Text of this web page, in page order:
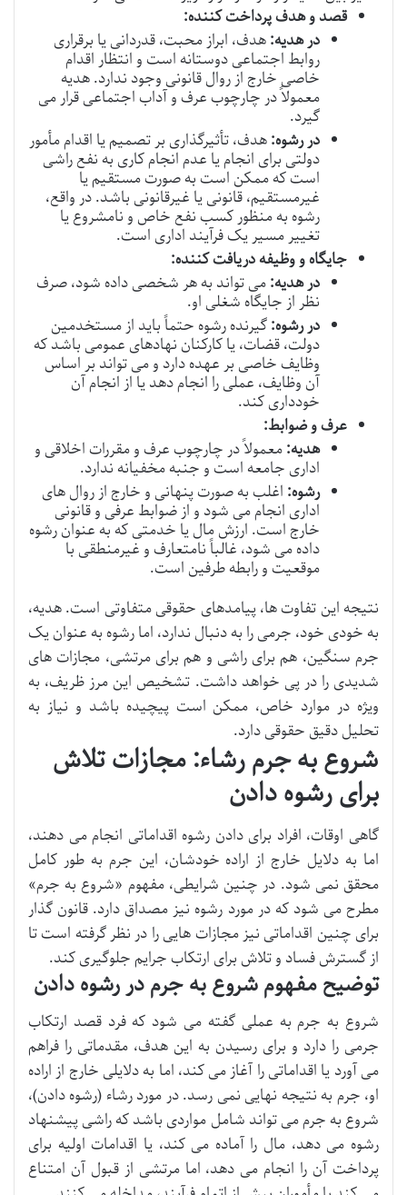
قصد و هدف پرداخت کننده:
در هدیه:هدف، ابراز محبت، قدردانی یا برقراری
روابط اجتماعی دوستانه است و انتظار اقدام
خاصی خارج از روال قانونی وجود ندارد. هدیه
معمولاً در چارچوب عرف و آداب اجتماعی قرار می
گیرد.
در رشوه:هدف، تأثیرگذاری بر تصمیم یا اقدام مأمور
دولتی برای انجام یا عدم انجام کاری به نفع راشی
است که ممکن است به صورت مستقیم یا
غیرمستقیم، قانونی یا غیرقانونی باشد. در واقع،
رشوه به منظور کسب نفع خاص و نامشروع یا
تغییر مسیر یک فرآیند اداری است.
جایگاه و وظیفه دریافت کننده:
در هدیه:می تواند به هر شخصی داده شود، صرف
نظر از جایگاه شغلی او.
در رشوه:گیرنده رشوه حتماً باید از مستخدمین
دولت، قضات، یا کارکنان نهادهای عمومی باشد که
وظایف خاصی بر عهده دارد و می تواند بر اساس
آن وظایف، عملی را انجام دهد یا از انجام آن
خودداری کند.
عرف و ضوابط:
هدیه:معمولاً در چارچوب عرف و مقررات اخلاقی و
اداری جامعه است و جنبه مخفیانه ندارد.
رشوه: اغلب به صورت پنهانی و خارج از روال های
اداری انجام می شود و از ضوابط عرفی و قانونی
خارج است. ارزش مال یا خدمتی که به عنوان رشوه
داده می شود، غالباً نامتعارف و غیرمنطقی با
موقعیت و رابطه طرفین است.
نتیجه این تفاوت ها، پیامدهای حقوقی متفاوتی است. هدیه،
به خودی خود، جرمی را به دنبال ندارد، اما رشوه به عنوان یک
جرم سنگین، هم برای راشی و هم برای مرتشی، مجازات های
شدیدی را در پی خواهد داشت. تشخیص این مرز ظریف، به
ویژه در موارد خاص، ممکن است پیچیده باشد و نیاز به
تحلیل دقیق حقوقی دارد.
شروع به جرم رشاء: مجازات تلاش
برای رشوه دادن
گاهی اوقات، افراد برای دادن رشوه اقداماتی انجام می دهند،
اما به دلایل خارج از اراده خودشان، این جرم به طور کامل
محقق نمی شود. در چنین شرایطی، مفهوم «شروع به جرم»
مطرح می شود که در مورد رشوه نیز مصداق دارد. قانون گذار
برای چنین اقداماتی نیز مجازات هایی را در نظر گرفته است تا
از گسترش فساد و تلاش برای ارتکاب جرایم جلوگیری کند.
توضیح مفهوم شروع به جرم در رشوه دادن
شروع به جرم به عملی گفته می شود که فرد قصد ارتکاب
جرمی را دارد و برای رسیدن به این هدف، مقدماتی را فراهم
می آورد یا اقداماتی را آغاز می کند، اما به دلایلی خارج از اراده
او، جرم به نتیجه نهایی نمی رسد. در مورد رشاء (رشوه دادن)،
شروع به جرم می تواند شامل مواردی باشد که راشی پیشنهاد
رشوه می دهد، مال را آماده می کند، یا اقدامات اولیه برای
پرداخت آن را انجام می دهد، اما مرتشی از قبول آن امتناع